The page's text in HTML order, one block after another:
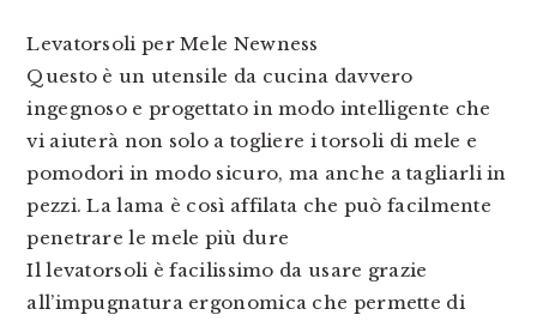
Levatorsoli per Mele Newness
Questo è un utensile da cucina davvero
ingegnoso e progettato in modo intelligente che
vi aiuterà non solo a togliere i torsoli di mele e
pomodori in modo sicuro, ma anche a tagliarli in
pezzi. La lama è così affilata che può facilmente
penetrare le mele più dure
Il levatorsoli è facilissimo da usare grazie
all’impugnatura ergonomica che permette di